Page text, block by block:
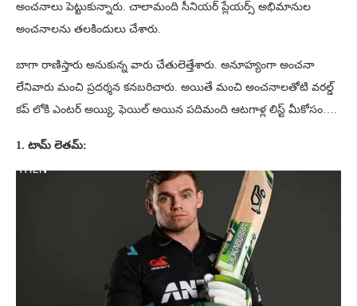
అంచనాలు పెట్టుకున్నారు. చాలామంది సీనియర్ ప్లేయర్స్ అభిమానుల
అంచనాలను తలకిందులు చేశారు.
బాగా రాణిస్తారు అనుకున్న వారు చేతులెత్తేశారు. అనూహ్యంగా అంచనా
లేనివారు మంచి ప్రదర్శన కనబరిచారు. అయితే మంచి అంచనాలతోటి వరల్డ్
కప్ లోకి ఎంటర్ అయ్యి, ఫెయిల్ అయిన పదిమంది ఆటగాళ్ల లిస్ట్ మీకోసం….
1. టామ్ లెతమ్: